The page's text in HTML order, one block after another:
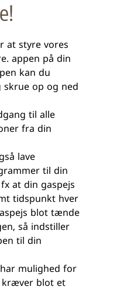
at styre vores
appen på din
kan du
op og ned
til alle
fra din
lave
til din
at din gaspejs
tidspunkt hver
blot tænde
så indstiller
til din
mulighed for
kræver blot et